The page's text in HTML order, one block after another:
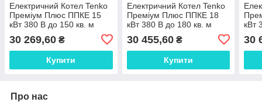
Електричний Котел Tenko
Преміум Плюс ППКЕ 15
кВт 380 В до 150 кв. м
30 269,60 ₴
Купити
Електричний Котел Tenko
Преміум Плюс ППКЕ 18
кВт 380 В до 180 кв. м
30 455,60₴
Купити
кВт
30
Про нас